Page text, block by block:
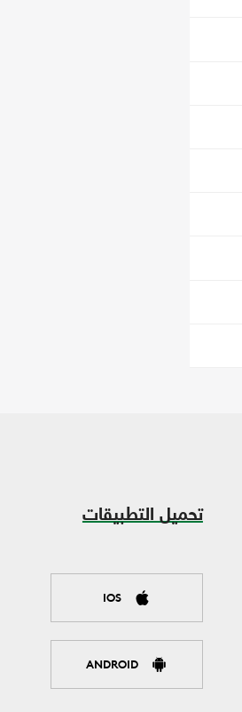
تحميل التطبيقات
IOS
ANDROID